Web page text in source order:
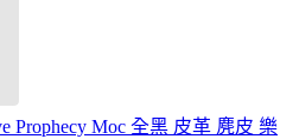
Prophecy Moc 全黑 皮革 麂皮 樂